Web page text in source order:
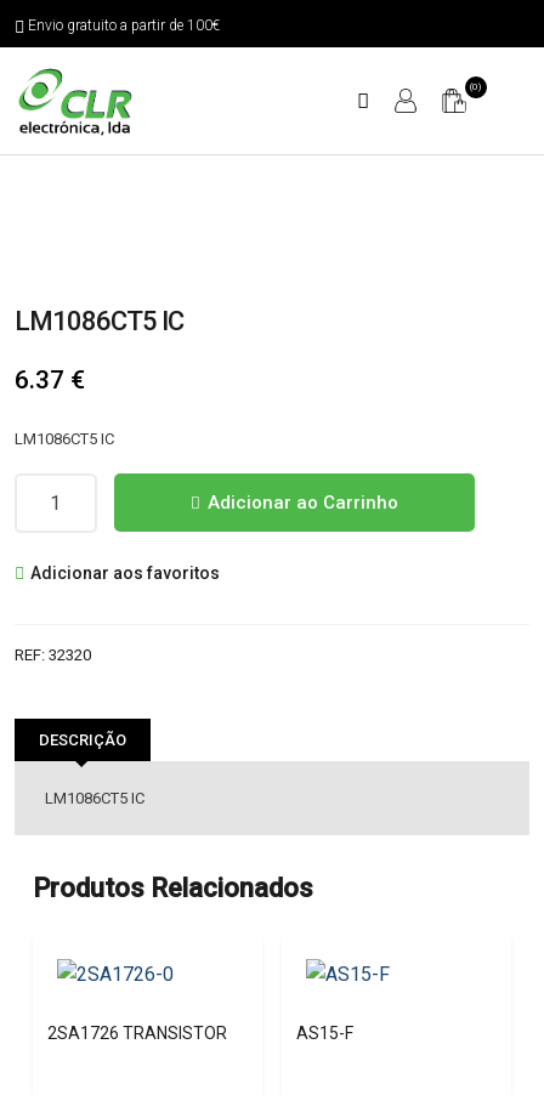
Envio gratuito a partir de 100€
(0)
LM1086CT5 IC
6.37 €
LM1086CT5 IC
IC
Adicionar ao Carrinho
Adicionar aos favoritos
REF: 32320
DESCRIÇÃO
LM1086CT5 IC
Produtos Relacionados
2SA1726 TRANSISTOR AS15-F